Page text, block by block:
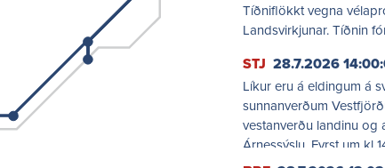
Tíðniflökkt vegna
Landsvirkjunar. Tíðnin
STJ 28.7.2026
Líkur eru á eldingum á
sunnanverðum
vestanverðu landinu og
Árnessýslu. Fyrst um kl